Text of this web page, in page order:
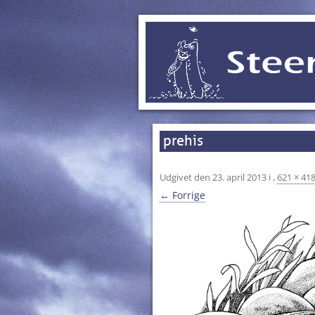
prehis
Udgivet den 23. april 2013 i ,621 × 418
← Forrige